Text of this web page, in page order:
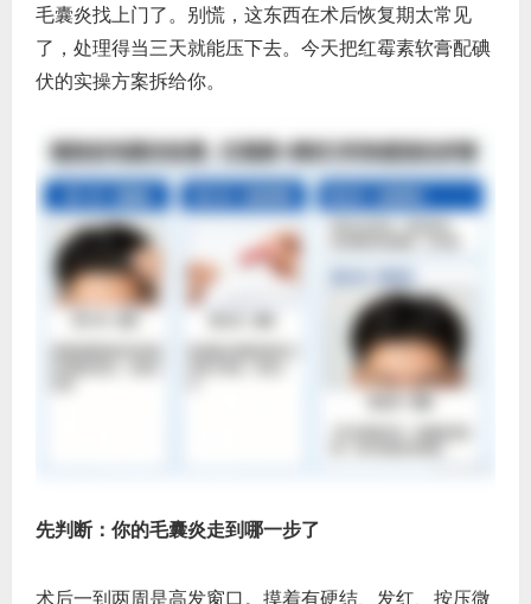
毛囊炎找上门了。别慌，这东西在术后恢复期太常见
了，处理得当三天就能压下去。今天把红霉素软膏配碘
伏的实操方案拆给你。
先判断：你的毛囊炎走到哪一步了
术后一到两周是高发窗口。摸着有硬结、发红、按压微